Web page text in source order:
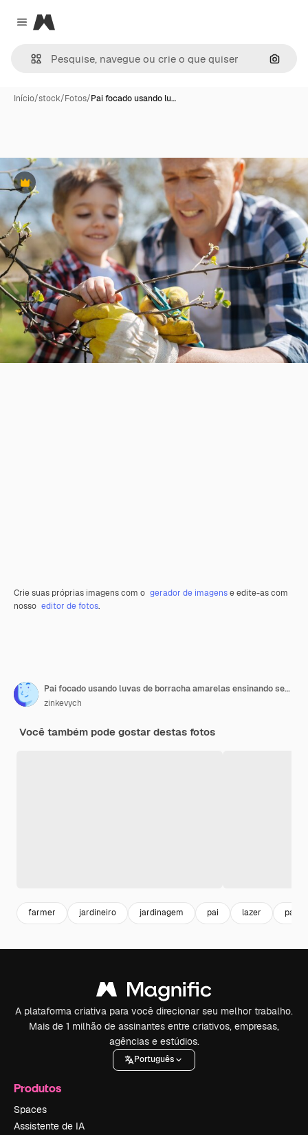
Close menu
Magnific
Início/stock/Fotos/Pai focado usando lu…
Premium
Crie suas próprias imagens com o gerador de imagense edite-as com
nosso editor de fotos.
Pai focado usando luvas de borracha amarelas ensinando seu filho encantador como cuidar de árvores podando-as
zinkevych
Você também pode gostar destas fotos
farmer jardineiro jardinagem pai lazer
A plataforma criativa para você direcionar seu melhor trabalho.
Mais de 1 milhão de assinantes entre criativos, empresas,
agências e estúdios.
Português
Produtos
Spaces
Assistente de IA